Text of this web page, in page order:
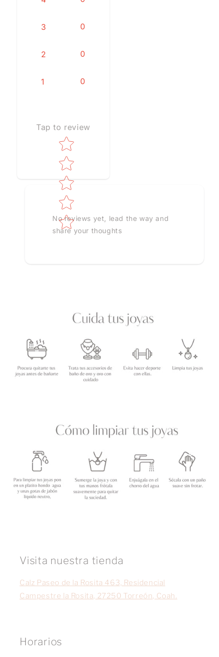
3 0
2 0
1 0
Tap to review
Star rating
No reviews yet, lead the way and
share your thoughts
Visita nuestra tienda
Calz Paseo de la Rosita 463, Residencial
Campestre la Rosita, 27250 Torreón, Coah.
Horarios